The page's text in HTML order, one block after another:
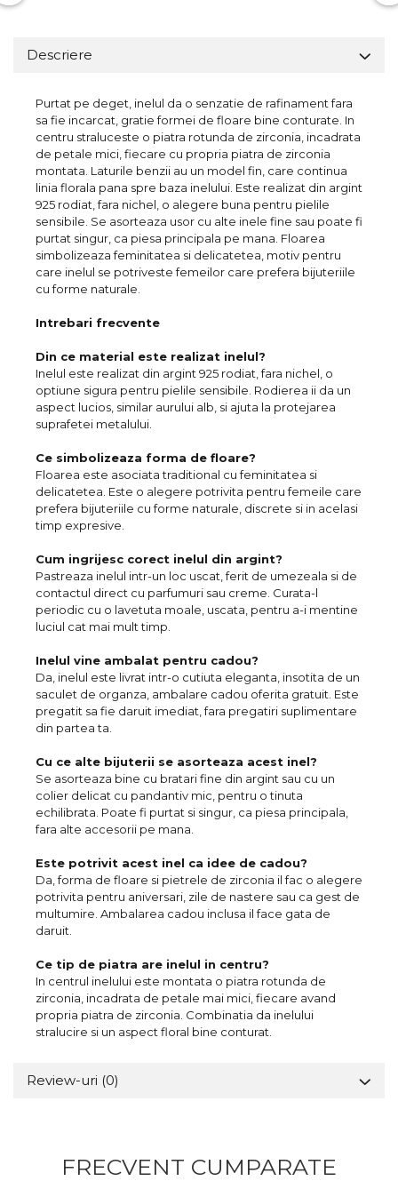
Descriere
Purtat pe deget, inelul da o senzatie de rafinament fara
sa fie incarcat, gratie formei de floare bine conturate. In
centru straluceste o piatra rotunda de zirconia, incadrata
de petale mici, fiecare cu propria piatra de zirconia
montata. Laturile benzii au un model fin, care continua
linia florala pana spre baza inelului. Este realizat din argint
925 rodiat, fara nichel, o alegere buna pentru pielile
sensibile. Se asorteaza usor cu alte inele fine sau poate fi
purtat singur, ca piesa principala pe mana. Floarea
simbolizeaza feminitatea si delicatetea, motiv pentru
care inelul se potriveste femeilor care prefera bijuteriile
cu forme naturale.
Intrebari frecvente
Din ce material este realizat inelul?
Inelul este realizat din argint 925 rodiat, fara nichel, o
optiune sigura pentru pielile sensibile. Rodierea ii da un
aspect lucios, similar aurului alb, si ajuta la protejarea
suprafetei metalului.
Ce simbolizeaza forma de floare?
Floarea este asociata traditional cu feminitatea si
delicatetea. Este o alegere potrivita pentru femeile care
prefera bijuteriile cu forme naturale, discrete si in acelasi
timp expresive.
Cum ingrijesc corect inelul din argint?
Pastreaza inelul intr-un loc uscat, ferit de umezeala si de
contactul direct cu parfumuri sau creme. Curata-l
periodic cu o lavetuta moale, uscata, pentru a-i mentine
luciul cat mai mult timp.
Inelul vine ambalat pentru cadou?
Da, inelul este livrat intr-o cutiuta eleganta, insotita de un
saculet de organza, ambalare cadou oferita gratuit. Este
pregatit sa fie daruit imediat, fara pregatiri suplimentare
din partea ta.
Cu ce alte bijuterii se asorteaza acest inel?
Se asorteaza bine cu bratari fine din argint sau cu un
colier delicat cu pandantiv mic, pentru o tinuta
echilibrata. Poate fi purtat si singur, ca piesa principala,
fara alte accesorii pe mana.
Este potrivit acest inel ca idee de cadou?
Da, forma de floare si pietrele de zirconia il fac o alegere
potrivita pentru aniversari, zile de nastere sau ca gest de
multumire. Ambalarea cadou inclusa il face gata de
daruit.
Ce tip de piatra are inelul in centru?
In centrul inelului este montata o piatra rotunda de
zirconia, incadrata de petale mai mici, fiecare avand
propria piatra de zirconia. Combinatia da inelului
stralucire si un aspect floral bine conturat.
Review-uri (0)
FRECVENT CUMPARATE